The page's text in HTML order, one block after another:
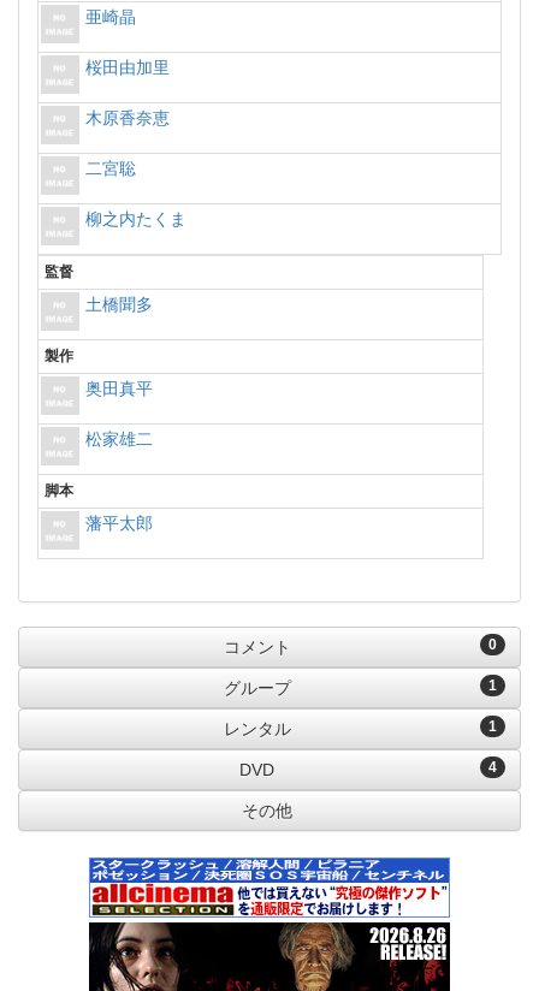
亜崎晶
桜田由加里
木原香奈恵
二宮聡
柳之内たくま
監督
土橋聞多
製作
奥田真平
松家雄二
脚本
藩平太郎
0
コメント
1
グループ
1
レンタル
4
DVD
その他